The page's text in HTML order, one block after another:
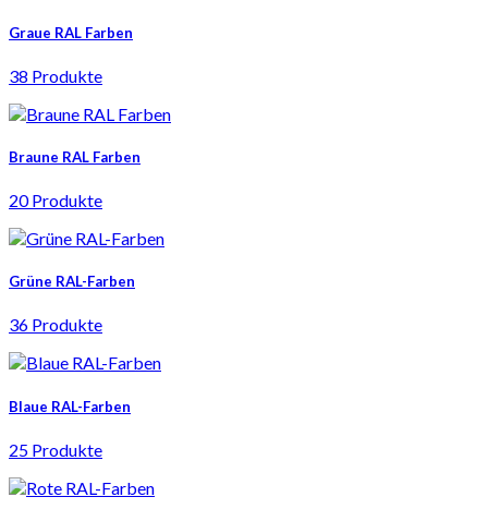
Graue RAL Farben
38 Produkte
Braune RAL Farben
20 Produkte
Grüne RAL-Farben
36 Produkte
Blaue RAL-Farben
25 Produkte